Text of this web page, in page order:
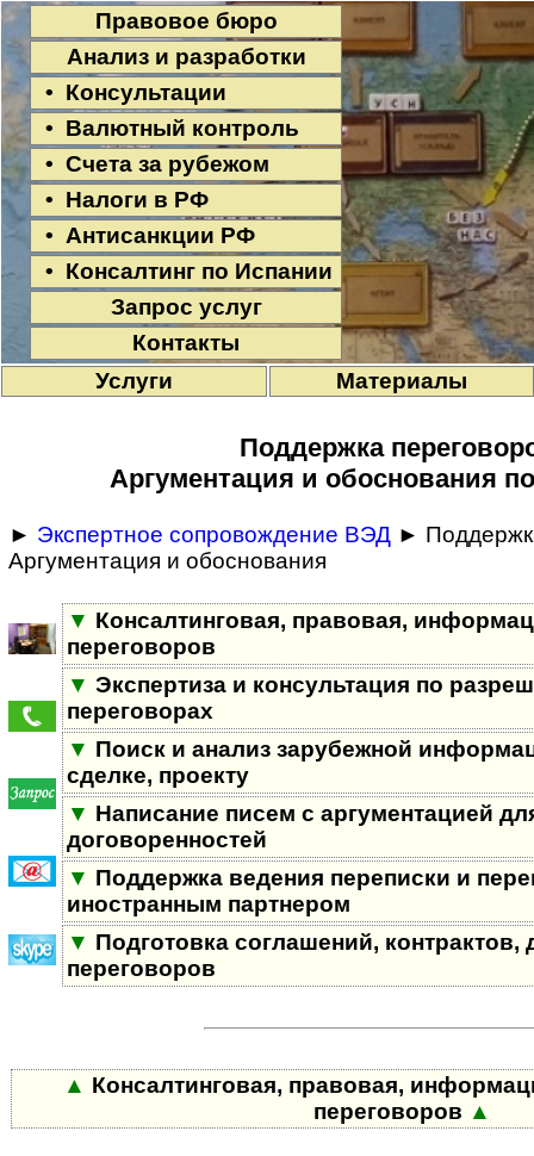
Правовое бюро
Анализ и разработки
• Консультации
• Валютный контроль
• Счета за рубежом
• Налоги в РФ
• Антисанкции РФ
• Консалтинг по Испании
Запрос услуг
Контакты
Услуги
Материалы
Поддержка
Аргументация и обоснования
► Экспертное сопровождение ВЭД ►
Аргументация и обоснования
▼ Консалтинговая, правовая,
переговоров
▼ Экспертиза и консультация по
переговорах
▼ Поиск и анализ зарубежной
сделке, проекту
▼ Написание писем с аргументацией
договоренностей
▼ Поддержка ведения переписки и
иностранным партнером
▼ Подготовка соглашений, контрактов,
переговоров
▲ Консалтинговая, правовая,
переговоров ▲